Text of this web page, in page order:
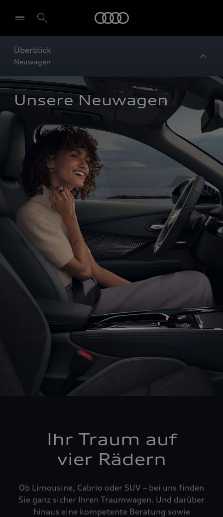
Überblick
Neuwagen
Unsere Neuwagen
Ihr Traum auf
vier Rädern
Ob Limousine, Cabrio oder SUV – bei uns finden
Sie ganz sicher Ihren Traumwagen. Und darüber
hinaus eine kompetente Beratung sowie